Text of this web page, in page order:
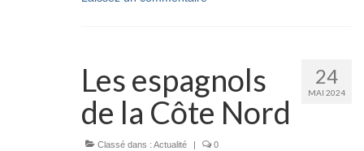
24
MAI 2024
Les espagnols
de la Côte Nord
Classé dans : Actualité 0